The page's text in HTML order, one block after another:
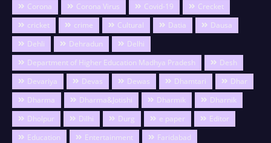
Corona
Corona Virus Covid-19
Crecket
cricket
crime Cultural Datia
Dausa
Dehli
Dehradun
Delhi
Department of Higher Education Madhya Pradesh
Desh
Devariya
Devas Dewas Dhamtari
Dhar
Dharma
Dharma&Jotishi Dharmik
Dharnik
Dholpur
Dilhi Durg e paper
Editor
Education
Entertainment
Faridabad